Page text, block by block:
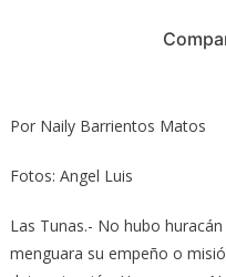
Por Naily Barrientos Matos
Fotos: Angel Luis
Las Tunas.- No hubo
menguara su empeño o